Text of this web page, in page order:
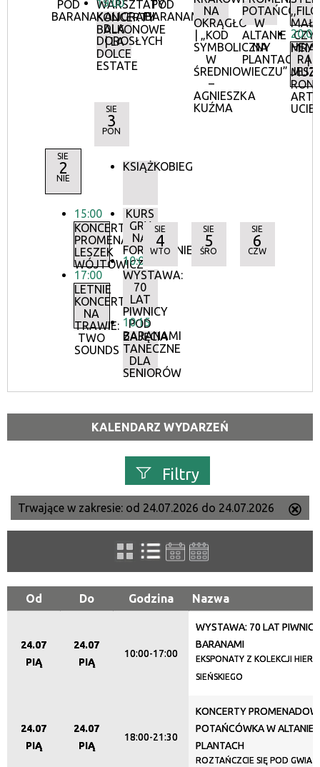
POD
BARANAMI
WARSZTATY
KALIGRAFII
DLA
DOROSŁYCH
19:00
KONCERTY
BALKONOWE
| LA
DOLCE
ESTATE
POD
BARANAMINA
OKRĄGŁO
| „KOD
SYMBOLICZNY
W
ŚREDNIOWIECZU”
–
AGNIESZKA
KUŹMA
W
ALTANIE
NA
PLANTACHRAZ
20:00
|
SIE
2
NIE
15:00
KONCERTY
PROMENADOWE:
LESZEK
WÓJTOWICZ
17:00
LETNIE
KONCERTY
NA
TRAWIE:
TWO
SOUNDS
SIE
3
PON
KSIĄŻKOBIEG
KURS
GRY
NA
FORTEPIANIE
10:00
WYSTAWA:
70
LAT
PIWNICY
POD
BARANAMI
10:15
ZAJĘCIA
TANECZNE
DLA
SENIORÓW
SIE
4
WTO
SIE
5
ŚRO
SIE
6
CZW
KALENDARZ WYDARZEŃ
Filtry
Szukana fraza
Kategoria
—
Organizator
Trwające w zakresie: od 24.07.2026 do 24.07.2026
ten
Od Do Godzina Nazwa
24.07
PIĄ
24.07
PIĄ
10:00-17:00
WYSTAWA: 70 LAT
BARANAMI
EKSPONATY Z KOLEKCJI
SIEŃSKIEGO
24.07
PIĄ
24.07
PIĄ
18:00-21:30
KONCERTY
POTAŃCÓWKA W ALTANIE
PLANTACH
ROZTAŃCZCIE SIĘ POD